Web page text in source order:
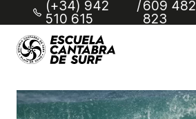
(+34) 942
510 615
/609 482
823